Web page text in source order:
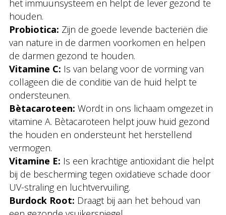
het immuunsysteem en helpt de lever gezond te
houden.
Probiotica: Zijn de goede levende bacteriën die
van nature in de darmen voorkomen en helpen
de darmen gezond te houden.
Vitamine C: Is van belang voor de vorming van
collageen die de conditie van de huid helpt te
ondersteunen.
Bètacaroteen: Wordt in ons lichaam omgezet in
vitamine A. Bètacaroteen helpt jouw huid gezond
the houden en ondersteunt het herstellend
vermogen.
Vitamine E: Is een krachtige antioxidant die helpt
bij de bescherming tegen oxidatieve schade door
UV-straling en luchtvervuiling.
Burdock Root: Draagt bij aan het behoud van